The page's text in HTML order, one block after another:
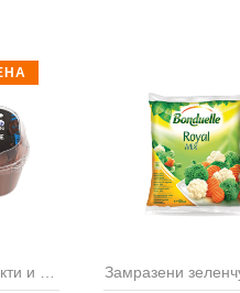
,Сладоледи
Замразени